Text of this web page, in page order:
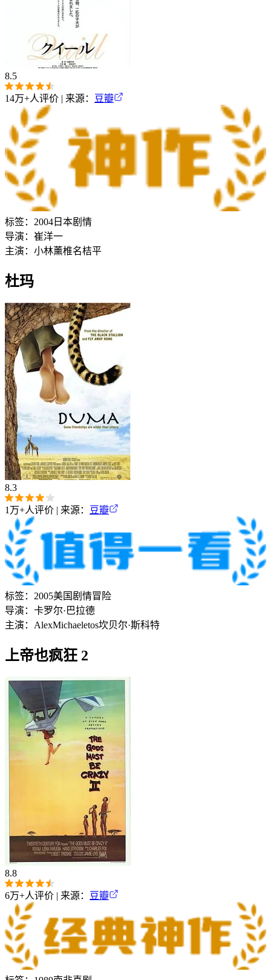
8.5
14万+人评价 | 来源： 豆瓣
标签： 2004 日本剧情
导演： 崔洋一
主演： 小林薰椎名桔平
杜玛
8.3
1万+人评价 | 来源： 豆瓣
标签： 2005美国 剧情冒险
导演： 卡罗尔·巴拉德
主演： AlexMichaeletos坎贝尔·斯科特
上帝也疯狂 2
8.8
6万+人评价 | 来源： 豆瓣